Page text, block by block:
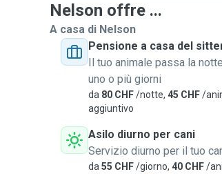
Nelson offre ...
A casa di Nelson
Pensione a casa del
Il tuo animale passa la
uno o più giorni
da 80 CHF/notte, 45 CHF/
aggiuntivo
Asilo diurno per cani
Servizio diurno per il tuo
da 55 CHF/giorno, 40 CHF/